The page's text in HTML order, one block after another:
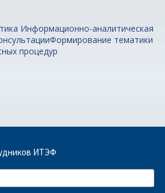
Информационно-аналитическая
Формирование тематики
процедур
ИТЭФ